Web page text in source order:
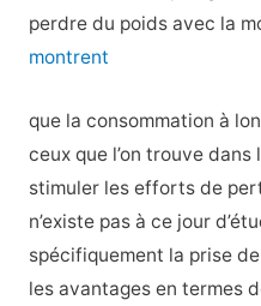
perdre du poids avec la
montrent
que la consommation à
ceux que l’on trouve
stimuler les efforts de
n’existe pas à ce jour
spécifiquement la prise
les avantages en termes